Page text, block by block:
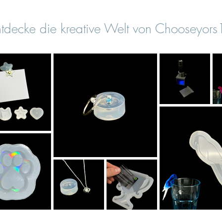
die kreative Welt von